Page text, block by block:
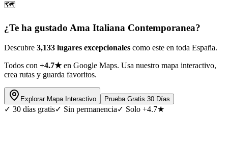
🗺️
¿Te ha gustado Ama Italiana Contemporanea?
Descubre 3,133 lugares excepcionales como este en toda España.
Todos con +4.7★en Google Maps. Usa nuestro mapa interactivo,
crea rutas y guarda favoritos.
Explorar Mapa Interactivo Prueba Gratis 30 Días
✓ 30 días gratis✓ Sin permanencia✓ Solo +4.7★